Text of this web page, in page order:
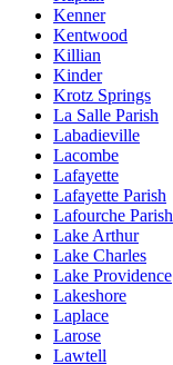
Kenner
Kentwood
Killian
Kinder
Krotz Springs
La Salle Parish
Labadieville
Lacombe
Lafayette
Lafayette Parish
Lafourche Parish
Lake Arthur
Lake Charles
Lake Providence
Lakeshore
Laplace
Larose
Lawtell